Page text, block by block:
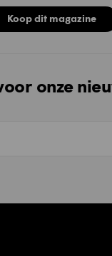
Koop dit magazine
onze